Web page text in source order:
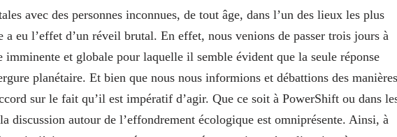
avec des personnes inconnues, de tout âge, dans l’un des lieux les plus
a eu l’effet d’un réveil brutal. En effet, nous venions de passer trois jours à
imminente et globale pour laquelle il semble évident que la seule réponse
planétaire. Et bien que nous nous informions et débattions des manières
sur le fait qu’il est impératif d’agir. Que ce soit à PowerShift ou dans
discussion autour de l’effondrement écologique est omniprésente. Ainsi, à